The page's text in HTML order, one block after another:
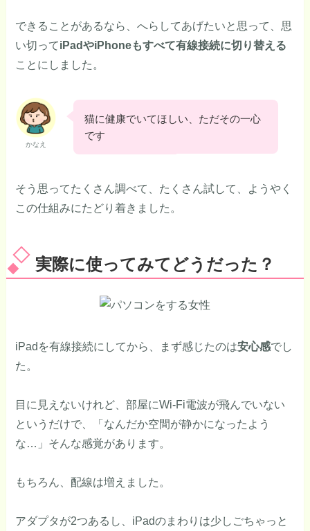
できることがあるなら、へらしてあげたいと思って、思
い切ってiPadやiPhoneもすべて有線接続に切り替える
ことにしました。
かなえ
猫に健康でいてほしい、ただその一心
です
そう思ってたくさん調べて、たくさん試して、ようやく
この仕組みにたどり着きました。
実際に使ってみてどうだった？
iPadを有線接続にしてから、まず感じたのは安心感でし
た。
目に見えないけれど、部屋にWi-Fi電波が飛んでいない
というだけで、「なんだか空間が静かになったよう
な…」そんな感覚があります。
もちろん、配線は増えました。
アダプタが2つあるし、iPadのまわりは少しごちゃっと